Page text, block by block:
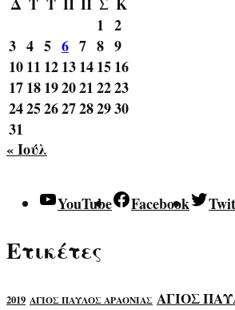
1 2
3 4 5 6 7 8 9
1011 1213141516
17181920212223
24252627282930
31
« Ιούλ
YouTube Facebook
Ετικέτες
2019 ΑΓΙΟΣ ΠΑΥΛΟΣ ΑΡΑΟΝΙΑΣ ΑΓΙΟΣ